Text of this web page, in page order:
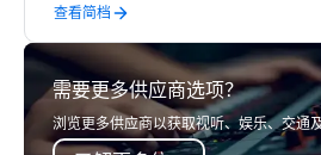
for you to ride and explore the San
Diego with your family, business
meeting or friends.
查看简档
需要更多供应商选项？
浏览更多供应商以获取视听、娱乐、交通